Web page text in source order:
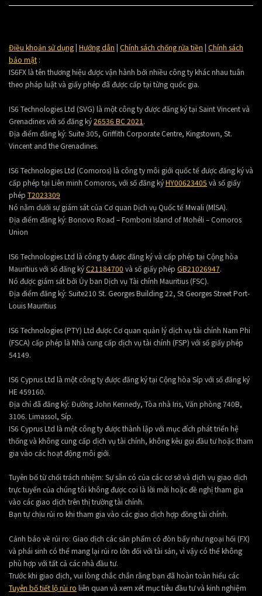
Điều khoản sử dụng| Hướng dẫn | Chính sách chống rửa tiền | Chính sách
bảo mật :
IS6FX là tên thương hiệu được vận hành bởi nhiều công ty khác nhau tuân
theo pháp luật và giấy phép đã được cấp tại từng quốc gia.
IS6 Technologies Ltd (SVG) là một công ty được đăng ký tại Saint Vincent và
Grenadines với số đăng ký26536 BC 2021.
Địa điểm đăng ký: Suite 305, Griffith Corporate Centre, Kingstown, St.
Vincent and the Grenadines.
IS6 Technologies Ltd (Comoros) là công ty môi giới quốc tế được đăng ký và
cấp phép tại Liên minh Comoros, với số đăng kýHY00623405 và số giấy
phép T2023309
Nó nằm dưới sự giám sát của Cơ quan Dịch vụ Quốc tế Mwali (MlSA).
Địa điểm đăng ký: Bonovo Road – Fomboni Island of Mohéli – Comoros
Union
IS6 Technologies Ltd là công ty được đăng ký và cấp phép tại Cộng hòa
Mauritius với số đăng kýC21184700 và số giấy phép GB21026947.
Nó được giám sát bởi Ủy ban Dịch vụ Tài chính Mauritius (FSC).
Địa điểm đăng ký: Suite210 St. Georges Building 22, St Georges Street Port-
Louis Mauritius
IS6 Technologies (PTY) Ltd được Cơ quan quản lý dịch vụ tài chính Nam Phi
(FSCA) cấp phép là Nhà cung cấp dịch vụ tài chính (FSP) với số giấy phép
54149.
IS6 Cyprus Ltd là một công ty được đăng ký tại Cộng hòa Síp với số đăng ký
HE 459160.
Địa chỉ đã đăng ký: Đường John Kennedy, Tòa nhà Iris, Văn phòng 740B,
3106. Limassol, Síp.
IS6 Cyprus Ltd là một công ty được thành lập với mục đích phát triển hệ
thống và không cung cấp dịch vụ tài chính, không kêu gọi đầu tư hoặc tham
gia vào các hoạt động môi giới.
Tuyên bố từ chối trách nhiệm: Sự sẵn có của các cơ sở và dịch vụ giao dịch
trực tuyến của chúng tôi không được coi là lời mời hoặc đề nghị tham gia
vào các giao dịch trên thị trường tài chính.
Bạn tự chịu rủi ro khi tham gia vào các giao dịch hợp đồng tài chính.
Cảnh báo về rủi ro: Giao dịch các sản phẩm có đòn bẩy như ngoại hối (FX)
và phái sinh có thể mang lại rủi ro lớn đối với tài sản, vì vậy có thể không
phù hợp với tất cả các nhà đầu tư.
Trước khi giao dịch, vui lòng chắc chắn rằng bạn đã hoàn toàn hiểu các
Tuyên bố tiết lộ rủi ro liên quan và xem xét mục tiêu đầu tư và kinh nghiệm